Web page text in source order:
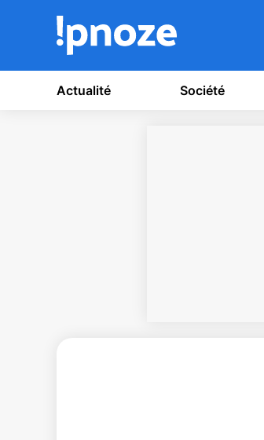
Actualité Société